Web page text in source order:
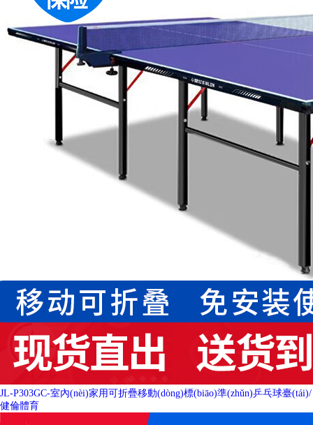
JL-P303GC-室內(nèi)家用可折疊移動(dòng)標(biāo)準(zhǔn)乒乓球臺(tái)/
健倫體育